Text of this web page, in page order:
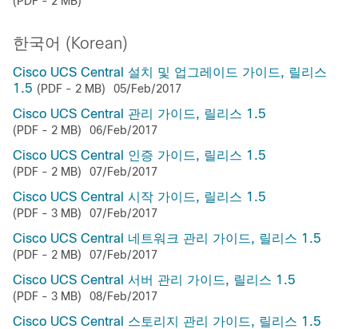
한국어 (Korean)
Cisco UCS Central 설치 및 업그레이드 가이드, 릴리스
1.5 (PDF - 2 MB) 05/Feb/2017
Cisco UCS Central 관리 가이드, 릴리스 1.5
(PDF - 2 MB) 06/Feb/2017
Cisco UCS Central 인증 가이드, 릴리스 1.5
(PDF - 2 MB) 07/Feb/2017
Cisco UCS Central 시작 가이드, 릴리스 1.5
(PDF - 3 MB) 07/Feb/2017
Cisco UCS Central 네트워크 관리 가이드, 릴리스 1.5
(PDF - 2 MB) 07/Feb/2017
Cisco UCS Central 서버 관리 가이드, 릴리스 1.5
(PDF - 3 MB) 08/Feb/2017
Cisco UCS Central 스토리지 관리 가이드, 릴리스 1.5